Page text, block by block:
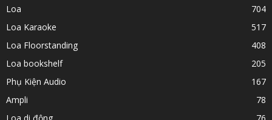
Loa
704
Loa Karaoke
517
Loa Floorstanding
408
Loa bookshelf
205
Phụ Kiện Audio
167
Ampli
78
Loa di động
76